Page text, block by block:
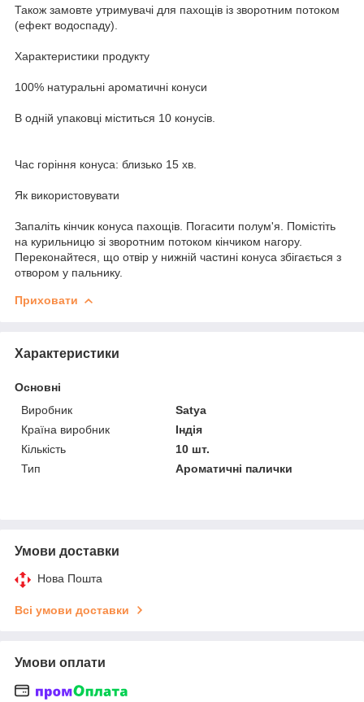
Також замовте утримувачі для пахощів із зворотним потоком
(ефект водоспаду).
Характеристики продукту
100% натуральні ароматичні конуси
В одній упаковці міститься 10 конусів.
Час горіння конуса: близько 15 хв.
Як використовувати
Запаліть кінчик конуса пахощів. Погасити полум'я. Помістіть
на курильницю зі зворотним потоком кінчиком нагору.
Переконайтеся, що отвір у нижній частині конуса збігається з
отвором у пальнику.
Приховати
Характеристики
Основні
Виробник
Satya
Країна виробник
Індія
Кількість
10 шт.
Тип
Ароматичні палички
Умови доставки
Нова Пошта
Всі умови доставки
Умови оплати